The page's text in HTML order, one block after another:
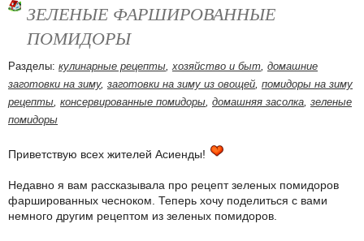
ЗЕЛЕНЫЕ ФАРШИРОВАННЫЕ
ПОМИДОРЫ
Разделы: кулинарные рецепты,хозяйство и быт, домашние
заготовки на зиму, заготовки на зиму из овощей, помидоры на зиму
рецепты, консервированные помидоры, домашняя засолка, зеленые
помидоры
Приветствую всех жителей Асиенды!
Недавно я вам рассказывала про рецепт зеленых помидоров
фаршированных чесноком. Теперь хочу поделиться с вами
немного другим рецептом из зеленых помидоров.